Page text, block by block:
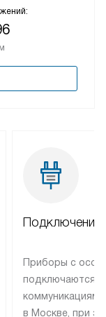
Подключение
Приборы с
подключаются к
коммуникациям
в Москве, при